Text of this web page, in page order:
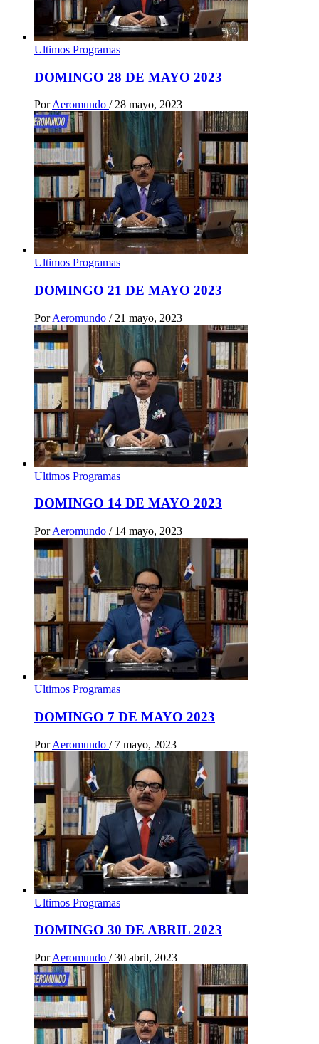
Ultimos Programas
DOMINGO 28 DE MAYO 2023
Por Aeromundo / 28 mayo, 2023
Ultimos Programas
DOMINGO 21 DE MAYO 2023
Por Aeromundo / 21 mayo, 2023
Ultimos Programas
DOMINGO 14 DE MAYO 2023
Por Aeromundo / 14 mayo, 2023
Ultimos Programas
DOMINGO 7 DE MAYO 2023
Por Aeromundo / 7 mayo, 2023
Ultimos Programas
DOMINGO 30 DE ABRIL 2023
Por Aeromundo / 30 abril, 2023